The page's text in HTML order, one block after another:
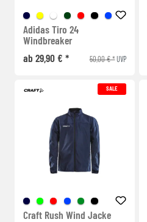
Adidas Tiro 24
Windbreaker
ab 29,90 € *
50,00 € *UVP
SALE
Craft Rush Wind Jacke